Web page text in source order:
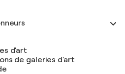
d'art
de galeries d'art